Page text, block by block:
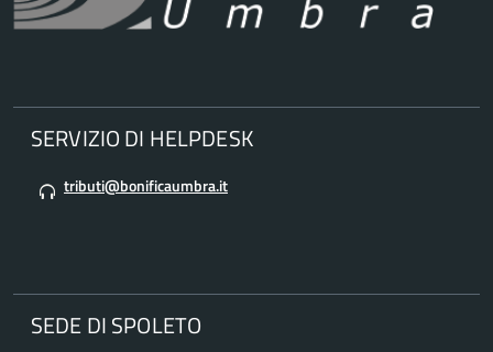
SERVIZIO DI HELPDESK
tributi@bonificaumbra.it
SEDE DI SPOLETO